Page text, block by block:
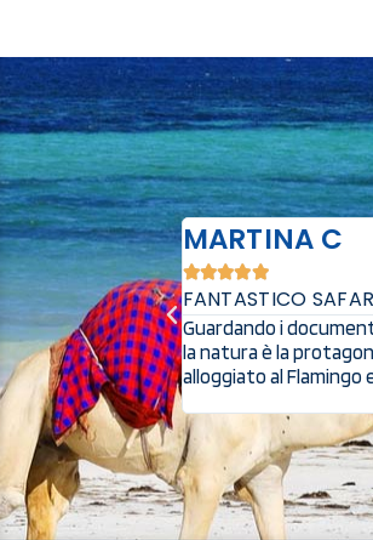
in un mondo dove
MARTINA V.

SAFARI IN KENYA
Sono stata in Kenya
possono descrivere.
è stata fantastica, ci